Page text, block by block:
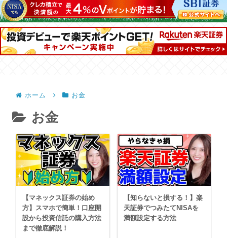
ホーム お金
お金
【マネックス証券の始め
方】スマホで簡単！口座開
設から投資信託の購入方法
まで徹底解説！
【知らないと損する！】楽
天証券でつみたてNISAを
満額設定する方法